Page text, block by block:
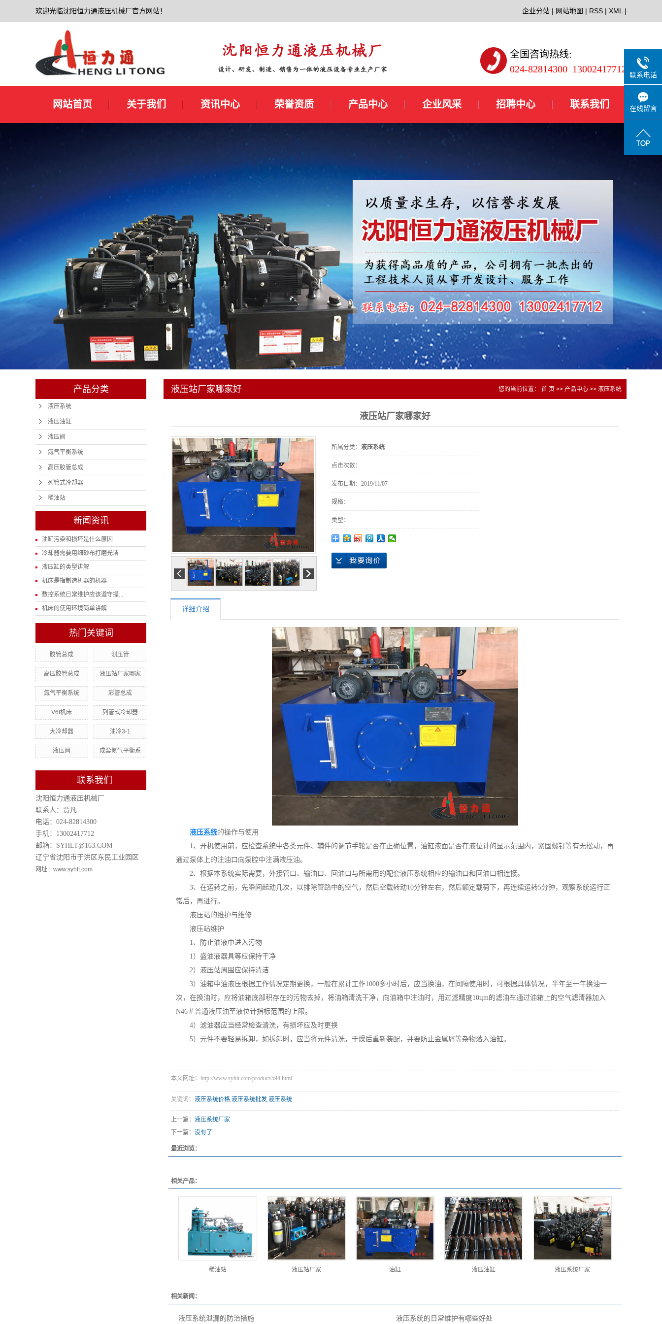
欢迎光临沈阳恒力通液压机械厂官方网站！ 企业分站 | 网站地图 | RSS | XML |
全国咨询热线:
024-82814300 13002417712
网站首页 关于我们 资讯中心
技术知识
荣誉资质
荣誉资质
产品中心
液压油缸
液压阀
高压胶管总成
列管式冷却器
稀油站
企业风采
企业风采
招聘中心 联系我们
产品分类
液压系统
液压油缸
液压阀
氮气平衡系统
高压胶管总成
列管式冷却器
稀油站
新闻资讯
油缸污染和损坏是什么原因
冷却器需要用细砂布打磨光洁
液压缸的类型讲解
机床是指制造机器的机器
数控系统日常维护应该遵守操...
机床的使用环境简单讲解
热门关键词
胶管总成 测压管
高压胶管总成 液压站厂家哪家
氮气平衡系统 彩管总成
V6I机床 列管式冷却器
大冷却器 油冷3-1
液压阀 成套氮气平衡系
联系我们
沈阳恒力通液压机械厂
联系人：贾凡
电话：024-82814300
手机：13002417712
邮箱：SYHLT@163.COM
辽宁省沈阳市于洪区东民工业园区
网址 : www.syhlt.com
液压站厂家哪家好 您的当前位置： 首 页 >> 产品中心 >> 液压系统
液压站厂家哪家好
所属分类： 液压系统
点击次数：
发布日期： 2019/11/07
规格：
类型：
详细介绍
液压系统的操作与使用
1、开机使用前，应检查系统中各类元件、辅件的调节手轮是否在正确位置，油缸液面是否在液位计的显示范围内，紧固螺钉等有无松动，再
通过泵体上的注油口向泵腔中注满液压油。
2、根据本系统实际需要，外接管口、输油口、回油口与所需用的配套液压系统相应的输油口和回油口相连接。
3、在运转之前，先瞬间起动几次，以排除管路中的空气，然后空载转动10分钟左右，然后额定载荷下，再连续运转5分钟，观察系统运行正
常后，再进行。
液压站的维护与维修
液压站维护
1、防止油液中进入污物
1）盛油液器具等应保持干净
2）液压站周围应保持清洁
3）油箱中油液压根据工作情况定期更换，一般在累计工作1000多小时后，应当换油，在间隔使用时，可根据具体情况，半年至一年换油一
次，在换油时，应将油箱底部积存在的污物去掉，将油箱清洗干净，向油箱中注油时，用过滤精度10цm的滤油车通过油箱上的空气滤清器加入
N46＃普通液压油至液位计指标范围的上限。
4）滤油器应当经常检查清洗，有损坏应及时更换
5）元件不要轻易拆卸，如拆卸时，应当将元件清洗，干燥后重新装配，并要防止金属屑等杂物落入油缸。
本文网址：http://www.syhlt.com/product/594.html
关键词： 液压系统价格,液压系统批发,液压系统
上一篇： 液压系统厂家
下一篇： 没有了
最近浏览：
相关产品：
稀油站 液压站厂家 油缸 液压油缸 液压系统厂家
相关新闻：
液压系统泄漏的防治措施 液压系统的日常维护有哪些好处
联系电话
在线留言